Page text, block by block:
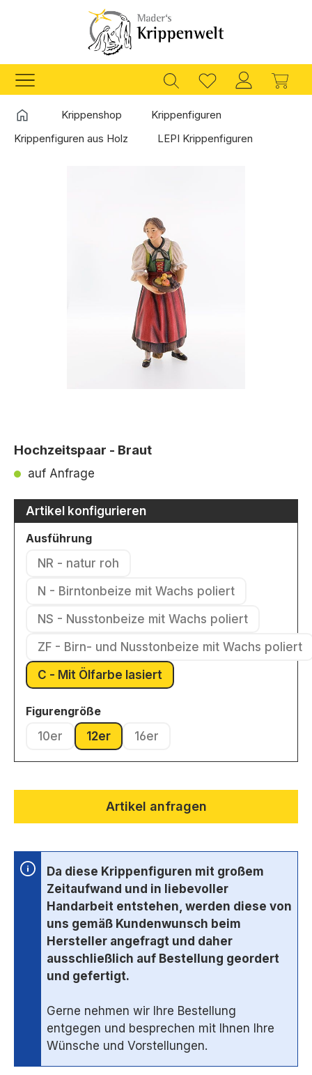
Zum Hauptinhalt springen
StartseiteKrippenshop
Krippenfiguren
Krippenfiguren aus Holz
LEPI Krippenfiguren
Hochzeitspaar - Braut
auf Anfrage
Artikel konfigurieren
Ausführungauswählen
NR - natur roh
(Diese Option ist zurzeit nicht verfügbar.)
N - Birntonbeize mit Wachs poliert
(Diese Option ist zurzeit nicht
NS - Nusstonbeize mit Wachs poliert
(Diese Option ist zurzeit nicht
ZF - Birn- und Nusstonbeize mit Wachs poliert
(Diese Option ist zurzeit
C - Mit Ölfarbe lasiert
(Diese Option ist zurzeit nicht
Figurengrößeauswählen
10er
(Diese Option ist zurzeit nicht verfügbar.)
12er
(Diese Option ist zurzeit nicht verfügbar.)
16er
(Diese Option ist zurzeit nicht
Artikel anfragen
Da diese Krippenfiguren mit großem
Zeitaufwand und in liebevoller
Handarbeit entstehen, werden diese von
uns gemäß Kundenwunsch beim
Hersteller angefragt und daher
ausschließlich auf Bestellung geordert
und gefertigt.
Gerne nehmen wir Ihre Bestellung
entgegen und besprechen mit Ihnen Ihre
Wünsche und Vorstellungen.